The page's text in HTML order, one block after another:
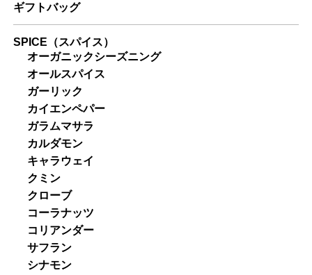
ギフトバッグ
SPICE（スパイス）
オーガニックシーズニング
オールスパイス
ガーリック
カイエンペパー
ガラムマサラ
カルダモン
キャラウェイ
クミン
クローブ
コーラナッツ
コリアンダー
サフラン
シナモン